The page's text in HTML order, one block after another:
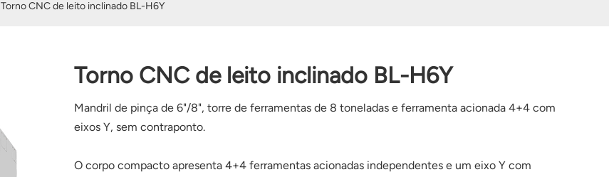
Torno CNC de leito inclinado BL-H6Y
Torno CNC de leito inclinado BL-H6Y
Mandril de pinça de 6"/8", torre de ferramentas de 8 toneladas e ferramenta acionada 4+4 com
eixos Y, sem contraponto.
O corpo compacto apresenta 4+4 ferramentas acionadas independentes e um eixo Y com